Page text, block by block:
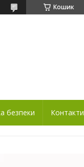
Кошик
безпеки Контакти